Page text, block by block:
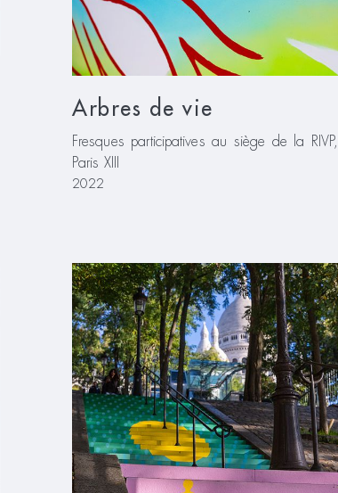
Arbres de vie
Fresques participatives au siège de la RIVP,
Paris XIII
2022